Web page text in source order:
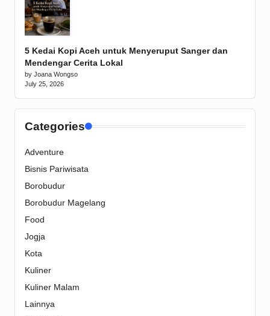
5 Kedai Kopi Aceh untuk Menyeruput Sanger dan
Mendengar Cerita Lokal
by Joana Wongso
July 25, 2026
Categories
Adventure
Bisnis Pariwisata
Borobudur
Borobudur Magelang
Food
Jogja
Kota
Kuliner
Kuliner Malam
Lainnya